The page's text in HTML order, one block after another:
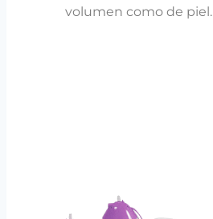
volumen como de piel.